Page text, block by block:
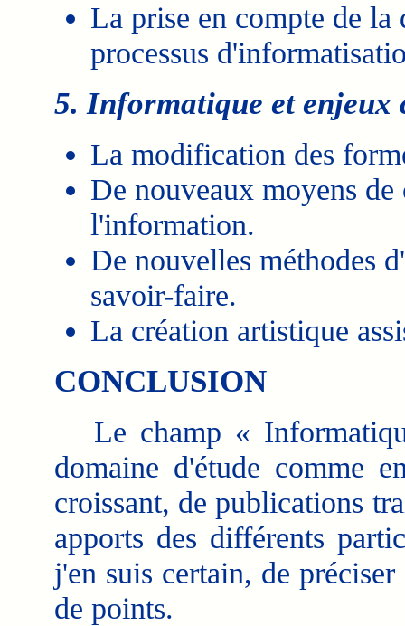
La prise en compte de la
processus
5. Informatique et enjeux
La modification des
De nouveaux moyens
l'information.
De nouvelles méthodes
savoir-faire.
La création artistique
CONCLUSION
Le champ «
domaine d'étude comme
croissant, de publications
apports des différents
j'en suis certain, de
de points.